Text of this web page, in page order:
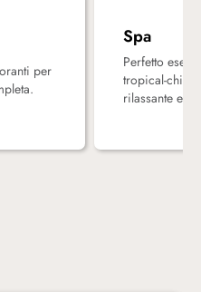
windsurf e vela, kayak,
per
Spa
Perfetto
tropical-chic,
rilassante e